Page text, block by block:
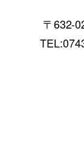
〒632-